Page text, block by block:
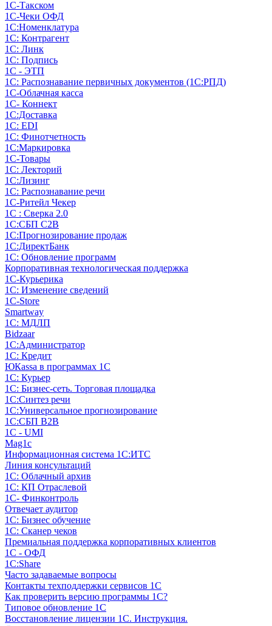
1С-Такском
1С-Чеки ОФД
1С:Номенклатура
1С: Контрагент
1С: Линк
1С: Подпись
1С - ЭТП
1С: Распознавание первичных документов (1С:РПД)
1С-Облачная касса
1С- Коннект
1С:Доставка
1С: EDI
1С: Финотчетность
1С:Маркировка
1С-Товары
1С: Лекторий
1С:Лизинг
1С: Распознавание речи
1C-Ритейл Чекер
1С : Сверка 2.0
1С:СБП C2B
1С:Прогнозирование продаж
1С:ДиректБанк
1С: Обновление программ
Корпоративная технологическая поддержка
1С-Курьерика
1С: Изменение сведений
1C-Store
Smartway
1С: МДЛП
Bidzaar
1С:Администратор
1С: Кредит
ЮКаssа в программах 1С
1С: Курьер
1С: Бизнес-сеть. Торговая площадка
1С:Синтез речи
1С:Универсальное прогнозирование
1С:СБП B2B
1C - UMI
Mag1c
Информационная система 1С:ИТС
Линия консультаций
1С: Облачный архив
1С: КП Отраслевой
1С- Финконтроль
Отвечает аудитор
1С: Бизнес обучение
1С: Сканер чеков
Премиальная поддержка корпоративных клиентов
1С - ОФД
1С:Share
Часто задаваемые вопросы
Контакты техподдержки сервисов 1С
Как проверить версию программы 1С?
Типовое обновление 1С
Восстановление лицензии 1С. Инструкция.